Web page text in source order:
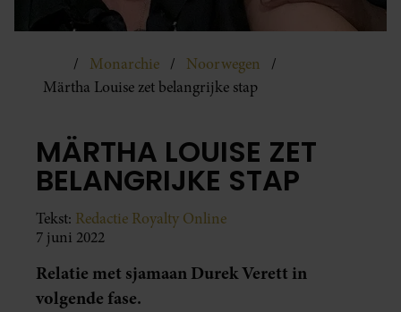
Monarchie
Noorwegen
Märtha Louise zet belangrijke stap
MÄRTHA LOUISE ZET
BELANGRIJKE STAP
Tekst: Redactie Royalty Online
7 juni 2022
Relatie met sjamaan Durek Verett in
volgende fase.